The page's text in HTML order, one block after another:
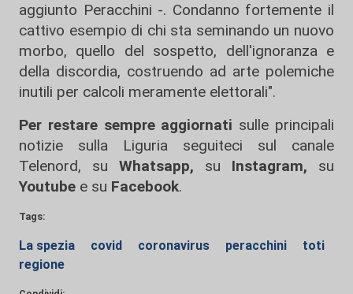
aggiunto Peracchini -. Condanno fortemente il
cattivo esempio di chi sta seminando un nuovo
morbo, quello del sospetto, dell'ignoranza e
della discordia, costruendo ad arte polemiche
inutili per calcoli meramente elettorali".
Per restare sempre aggiornati sulle principali
notizie sulla Liguria seguiteci sul canale
Telenord, su
Whatsapp, su Instagram, su
Youtube e su Facebook.
Tags:
La spezia covid coronavirus peracchini
toti
regione